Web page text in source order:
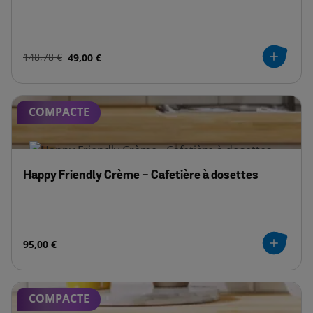
148,78 € 49,00 €
COMPACTE
Happy Friendly Crème - Cafetière à dosettes
95,00 €
COMPACTE